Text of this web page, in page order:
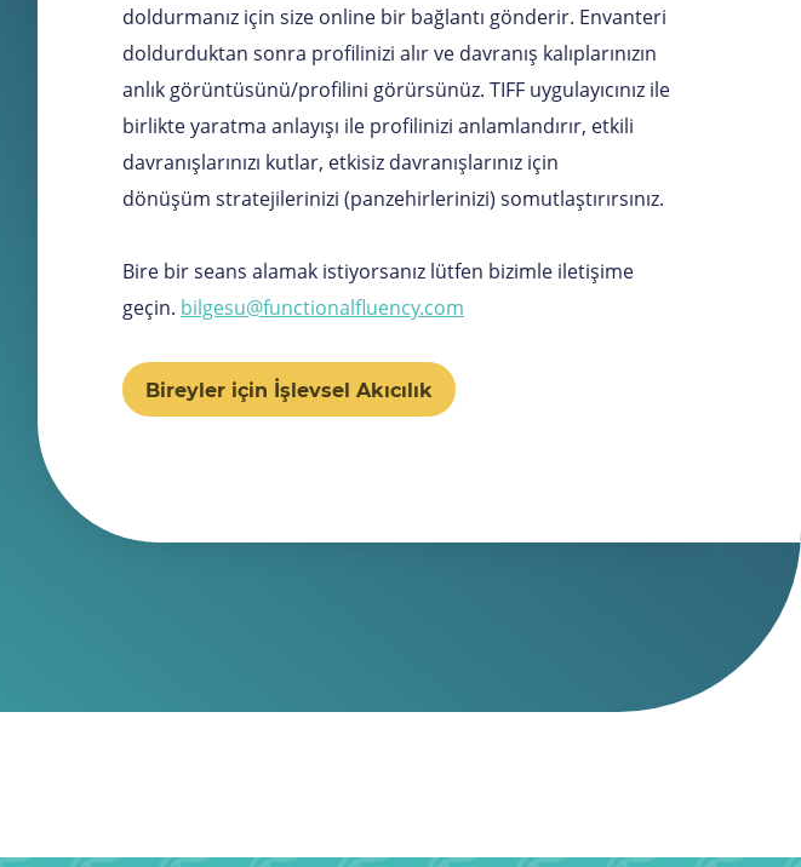
doldurmanız için size online bir bağlantı gönderir. Envanteri
doldurduktan sonra profilinizi alır ve davranış kalıplarınızın
anlık görüntüsünü/profilini görürsünüz. TIFF uygulayıcınız ile
birlikte yaratma anlayışı ile profilinizi anlamlandırır, etkili
davranışlarınızı kutlar, etkisiz davranışlarınız için
dönüşüm stratejilerinizi (panzehirlerinizi) somutlaştırırsınız.
Bire bir seans alamak istiyorsanız lütfen bizimle iletişime
geçin. bilgesu@functionalfluency.com
Bireyler için İşlevsel Akıcılık